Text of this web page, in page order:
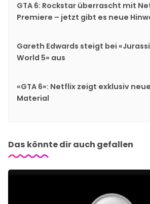
GTA 6: Rockstar überrascht mit
Premiere – jetzt gibt es neue
Gareth Edwards steigt bei
World 5» aus
«GTA 6»: Netflix zeigt exklusiv
Material
Das könnte dir auch gefallen